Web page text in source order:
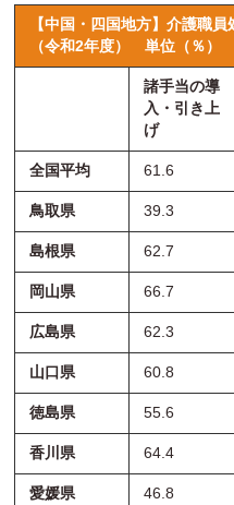
【中国・四国地方】介護職
（令和2年度）
単位（％）
諸手当の導
入・引き上
げ
全国平均 61.6
鳥取県 39.3
島根県 62.7
岡山県 66.7
広島県 62.3
山口県 60.8
徳島県 55.6
香川県 64.4
愛媛県 46.8